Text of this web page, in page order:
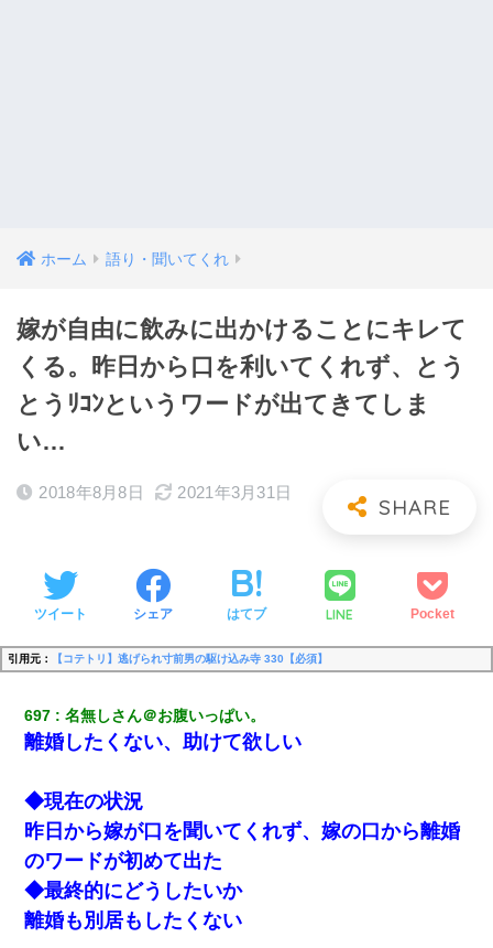
ホーム 語り・聞いてくれ
嫁が自由に飲みに出かけることにキレて
くる。昨日から口を利いてくれず、とう
とうﾘｺﾝというワードが出てきてしま
い…
2018年8月8日 2021年3月31日
ツイート シェア はてブ LINE Pocket
引用元： 【コテトリ】逃げられ寸前男の駆け込み寺 330【必須】
697 名無しさん＠お腹いっぱい。
離婚したくない、助けて欲しい
◆現在の状況
昨日から嫁が口を聞いてくれず、嫁の口から離婚
のワードが初めて出た
◆最終的にどうしたいか
離婚も別居もしたくない